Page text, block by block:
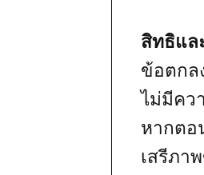
สิทธิแล
ข้อตกล
ไม่มีคว
หากตอ
เสรีภา